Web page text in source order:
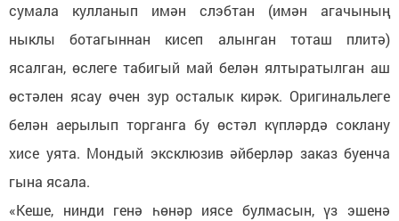
сумала кулланып имән слэбтан (имән агачының
ныклы ботагыннан кисеп алынган тоташ плитә)
ясалган, өслеге табигый май белән ялтыратылган аш
өстәлен ясау өчен зур осталык кирәк. Оригинальлеге
белән аерылып торганга бу өстәл күпләрдә соклану
хисе уята. Мондый эксклюзив әйберләр заказ буенча
гына ясала.
«Кеше, нинди генә һөнәр иясе булмасын, үз эшенә